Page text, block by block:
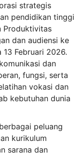
strategis
pendidikan tinggi
Produktivitas
dan audiensi ke
Februari 2026.
dan
fungsi, serta
vokasi dan
kebutuhan dunia
peluang
kurikulum
sarana dan